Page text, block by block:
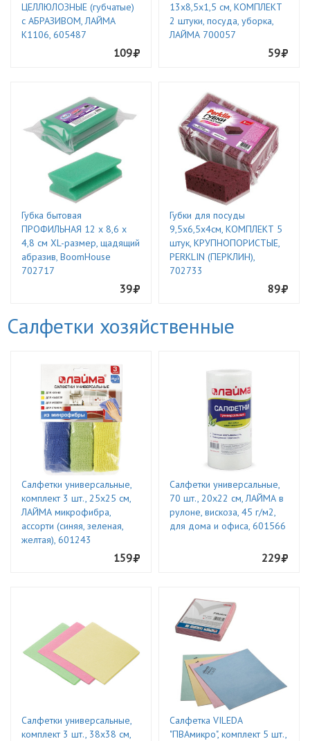
ЦЕЛЛЮЛОЗНЫЕ (губчатые)
с АБРАЗИВОМ, ЛАЙМА
К1106, 605487
109
13х8,5х1,5 см, КОМПЛЕКТ
2 штуки, посуда, уборка,
ЛАЙМА 700057
59
Губка бытовая
ПРОФИЛЬНАЯ 12 х 8,6 х
4,8 см XL-размер, щадящий
абразив, BoomHouse
702717
39
Губки для посуды
9,5х6,5х4см, КОМПЛЕКТ 5
штук, КРУПНОПОРИСТЫЕ,
PERKLIN (ПЕРКЛИН),
702733
89
Салфетки хозяйственные
Салфетки универсальные,
комплект 3 шт., 25х25 см,
ЛАЙМА микрофибра,
ассорти (синяя, зеленая,
желтая), 601243
159
Салфетки универсальные,
70 шт., 20х22 см, ЛАЙМА в
рулоне, вискоза, 45 г/м2,
для дома и офиса, 601566
229
Салфетки универсальные,
комплект 3 шт., 38х38 см,
Салфетка VILEDA
"ПВАмикро", комплект 5 шт.,